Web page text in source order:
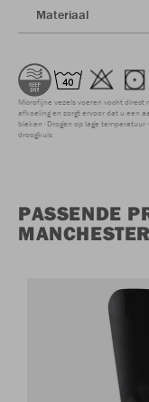
Materiaal
Microfijne vezels voeren vocht
afkoeling en zorgt ervoor dat u een
bleken Drogen op lage temperatuur
droogkuis
PASSENDE